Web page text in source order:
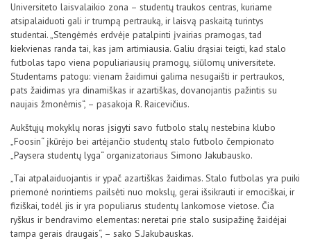
Universiteto laisvalaikio zona – studentų traukos centras, kuriame
atsipalaiduoti gali ir trumpą pertrauką, ir laisvą paskaitą turintys
studentai. „Stengėmės erdvėje patalpinti įvairias pramogas, tad
kiekvienas randa tai, kas jam artimiausia. Galiu drąsiai teigti, kad stalo
futbolas tapo viena populiariausių pramogų, siūlomų universitete.
Studentams patogu: vienam žaidimui galima nesugaišti ir pertraukos,
pats žaidimas yra dinamiškas ir azartiškas, dovanojantis pažintis su
naujais žmonėmis“, – pasakoja R. Raicevičius.
Aukštųjų mokyklų noras įsigyti savo futbolo stalų nestebina klubo
„Foosin“ įkūrėjo bei artėjančio studentų stalo futbolo čempionato
„Paysera studentų lyga“ organizatoriaus Simono Jakubausko.
„Tai atpalaiduojantis ir ypač azartiškas žaidimas. Stalo futbolas yra puiki
priemonė norintiems pailsėti nuo mokslų, gerai išsikrauti ir emociškai, ir
fiziškai, todėl jis ir yra populiarus studentų lankomose vietose. Čia
ryškus ir bendravimo elementas: neretai prie stalo susipažinę žaidėjai
tampa gerais draugais“, – sako S.Jakubauskas.